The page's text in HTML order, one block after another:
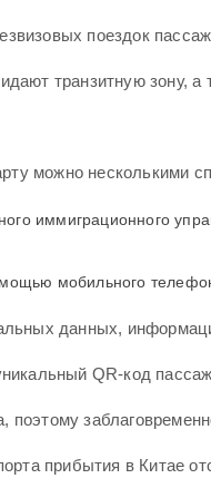
поездок
транзитную зону,
можно несколькими
иммиграционного
мобильного
данных,
QR-код
поэтому
прибытия в Китае